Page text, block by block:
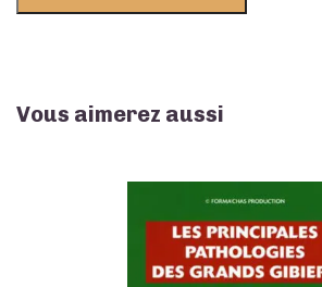
Arc
Vous aimerez aussi